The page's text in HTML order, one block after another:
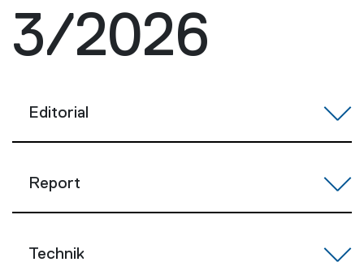
3/2026
Editorial
Report
Technik